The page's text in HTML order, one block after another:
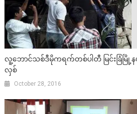
လူ့ဘောင်သစ်ဒီမိုကရက်တစ်ပါတီ မြင်းခြံမြို့နယ်
လှစ်
October 28, 2016